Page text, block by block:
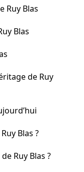
Ruy Blas
Blas
de Ruy
Blas ?
Ruy Blas ?